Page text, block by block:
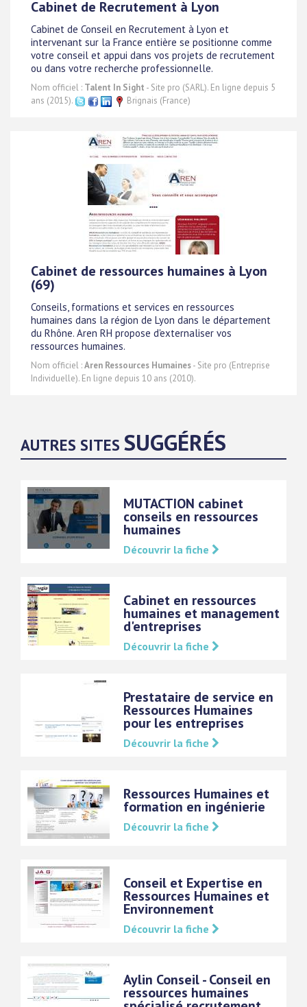
Cabinet de Recrutement à Lyon
Cabinet de Conseil en Recrutement à Lyon et
intervenant sur la France entière se positionne comme
votre conseil et appui dans vos projets de recrutement
ou dans votre recherche professionnelle.
Nom officiel : Talent In Sight - Site pro (SARL). En ligne depuis 5
ans (2015).
Brignais (France)
Cabinet de ressources humaines à Lyon
(69)
Conseils, formations et services en ressources
humaines dans la région de Lyon dans le département
du Rhône. Aren RH propose d'externaliser vos
ressources humaines.
Nom officiel :Aren Ressources Humaines- Site pro (Entreprise
Individuelle). En ligne depuis 10 ans (2010).
AUTRES SITES SUGGÉRÉS
MUTACTION cabinet
conseils en ressources
humaines
Découvrir la fiche
Cabinet en ressources
humaines et management
d'entreprises
Découvrir la fiche
Prestataire de service en
Ressources Humaines
pour les entreprises
Découvrir la fiche
Ressources Humaines et
formation en ingénierie
Découvrir la fiche
Conseil et Expertise en
Ressources Humaines et
Environnement
Découvrir la fiche
Aylin Conseil - Conseil en
ressources humaines